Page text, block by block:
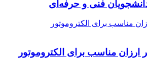
فنی و حرفه‌ای
مناسب برای الکتروموتور
ارزان مناسب برای الکتروموتور